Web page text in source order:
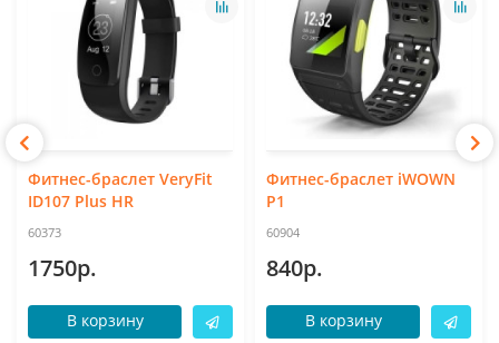
Фитнес-браслет VeryFit
ID107 Plus HR
60373
1750р.
В корзину
Фитнес-браслет iWOWN
P1
60904
840р.
В корзину